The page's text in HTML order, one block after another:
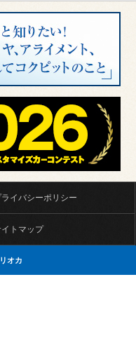
ライバシーポリシー
トマップ
オカ